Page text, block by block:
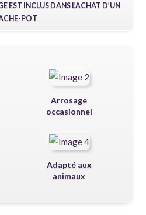
EST INCLUS DANS L’ACHAT D’UN
POT
Arrosage
occasionnel
Adapté aux
animaux